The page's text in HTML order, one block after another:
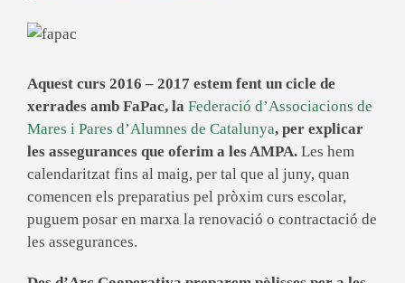
Aquest curs 2016 – 2017 estem fent un cicle de
xerrades amb FaPac, la Federació d’Associacions de
Mares i Pares d’Alumnes de Catalunya, per explicar
les assegurances que oferim a les AMPA. Les hem
calendaritzat fins al maig, per tal que al juny, quan
comencen els preparatius pel pròxim curs escolar,
puguem posar en marxa la renovació o contractació de
les assegurances.